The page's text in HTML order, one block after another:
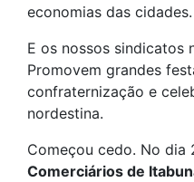
economias das cidades.
E os nossos sindicatos
Promovem grandes
confraternização e
nordestina.
Começou cedo. No dia
Comerciários de